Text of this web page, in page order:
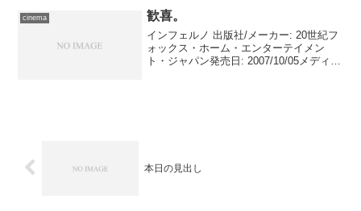
つて彼が打ち立てた記録を抜くことに執
心するシロエに翻弄されてい...
cinema 歓喜。
インフェルノ 出版社/メーカー: 20世紀フ
ォックス・ホーム・エンターテイメン
ト・ジャパン発売日: 2007/10/05メディ
本日の見出し